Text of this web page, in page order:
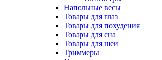
Напольные весы
Товары для глаз
Товары для похудения
Товары для сна
Товары для шеи
Триммеры